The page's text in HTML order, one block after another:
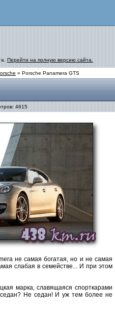
Перейти на полную версию сайта.
» Porsche Panamera GTS
4615
не самая богатая, но и не самая
слабая в семействе... И при этом
марка, славящаяся спорткарами
седан? Не седан! И уж тем более не